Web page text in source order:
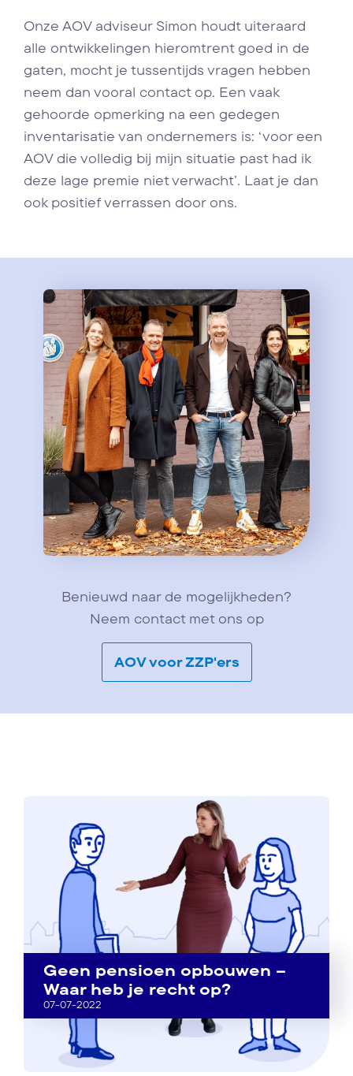
Onze AOV adviseur Simon houdt uiteraard
alle ontwikkelingen hieromtrent goed in de
gaten, mocht je tussentijds vragen hebben
neem dan vooral contact op. Een vaak
gehoorde opmerking na een gedegen
inventarisatie van ondernemers is: ‘voor een
AOV die volledig bij mijn situatie past had ik
deze lage premie niet verwacht’. Laat je dan
ook positief verrassen door ons.
Benieuwd naar de mogelijkheden?
Neem contact met ons op
AOV voor ZZP'ers
Geen pensioen opbouwen –
Waar heb je recht op?
07-07-2022